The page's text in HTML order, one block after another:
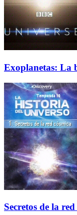
Exoplanetas: La
Secretos de la